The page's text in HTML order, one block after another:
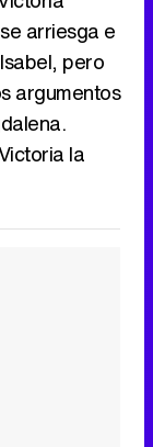
arriesga e
pero
argumentos
la